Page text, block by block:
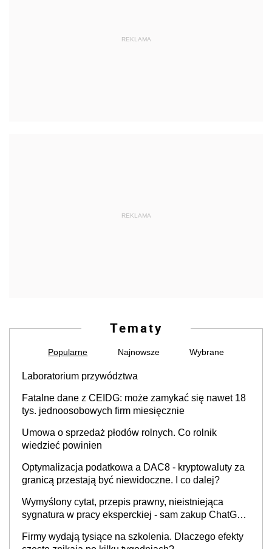
REKLAMA
REKLAMA
Tematy
Popularne Najnowsze Wybrane
Laboratorium przywództwa
Fatalne dane z CEIDG: może zamykać się nawet 18
tys. jednoosobowych firm miesięcznie
Umowa o sprzedaż płodów rolnych. Co rolnik
wiedzieć powinien
Optymalizacja podatkowa a DAC8 - kryptowaluty za
granicą przestają być niewidoczne. I co dalej?
Wymyślony cytat, przepis prawny, nieistniejąca
sygnatura w pracy eksperckiej - sam zakup ChatGPT
Firmy wydają tysiące na szkolenia. Dlaczego efekty